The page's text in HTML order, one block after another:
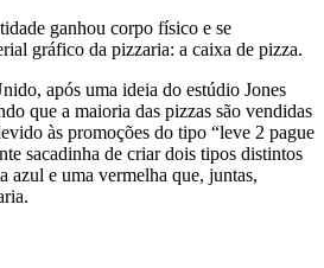
ganhou corpo físico e se
gráfico da pizzaria: a caixa de pizza.
após uma ideia do estúdio Jones
que a maioria das pizzas são vendidas
às promoções do tipo “leve 2 pague
sacadinha de criar dois tipos distintos
azul e uma vermelha que, juntas,